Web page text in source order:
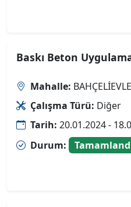
Baskı Beton
Mahalle:
Çalışma Türü: Diğer
Tarih: 20.01.2024 -
Durum: